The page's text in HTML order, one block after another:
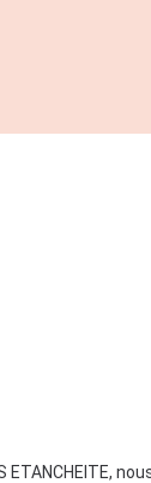
ETANCHEITE,